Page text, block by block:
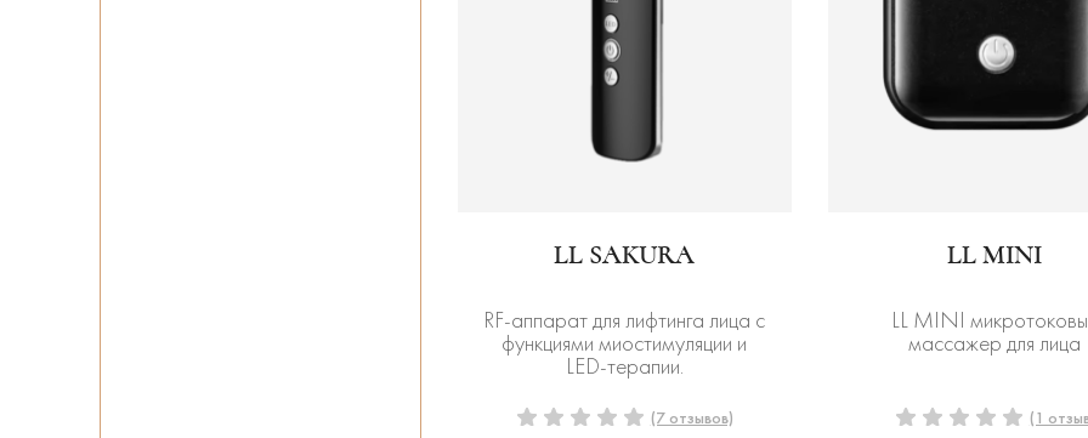
LL SAKURA
RF-аппарат для лифтинга лица с
функциями миостимуляции и
LED-терапии.
(7 отзывов)
LL MINI
LL MINI
массажер для лица
(1